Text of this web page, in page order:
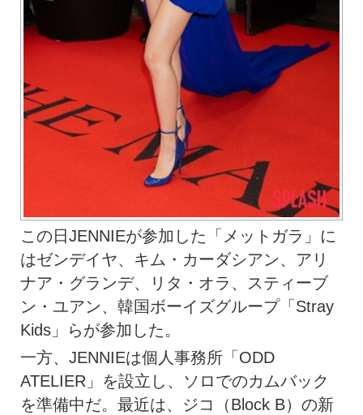
この日JENNIEが参加した「メットガラ」に
はゼンデイヤ、キム・カーダシアン、アリ
ナア・グランデ、リタ・オラ、スティーブ
ン・ユアン、韓国ボーイズグループ「Stray
Kids」らが参加した。
一方、JENNIEは個人事務所「ODD
ATELIER」を設立し、ソロでのカムバック
を準備中だ。最近は、ジコ（Block B）の新